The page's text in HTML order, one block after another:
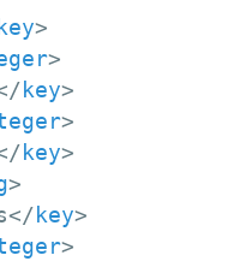
>
>
key>
>
key>
>
</key>
>